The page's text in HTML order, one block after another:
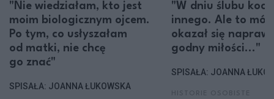
"Nie wiedziałam, kto jest
moim biologicznym ojcem.
Po tym, co usłyszałam
od matki, nie chcę
go znać"
SPISAŁA: JOANNA ŁUKOWSKA
"W dniu ślubu
innego. Ale to mój
okazał się
godny miłości..."
SPISAŁA: JOANNA